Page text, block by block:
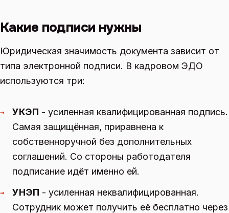
Какие подписи нужны
Юридическая значимость документа зависит от
типа электронной подписи. В кадровом ЭДО
используются три:
→ УКЭП - усиленная квалифицированная подпись.
Самая защищённая, приравнена к
собственноручной без дополнительных
соглашений. Со стороны работодателя
подписание идёт именно ей.
→ УНЭП - усиленная неквалифицированная.
Сотрудник может получить её бесплатно через